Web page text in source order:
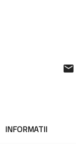
mail
INFORMATII